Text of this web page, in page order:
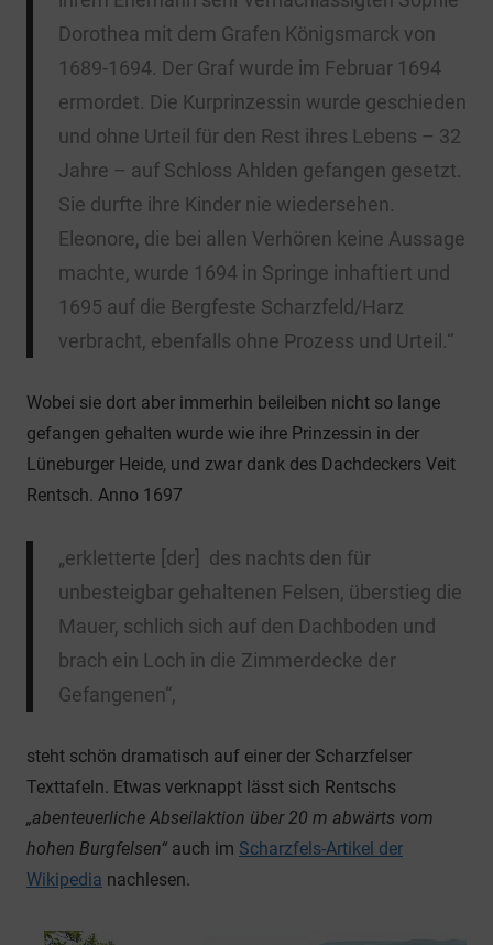
Dorothea mit dem Grafen Königsmarck von
1689-1694. Der Graf wurde im Februar 1694
ermordet. Die Kurprinzessin wurde geschieden
und ohne Urteil für den Rest ihres Lebens – 32
Jahre – auf Schloss Ahlden gefangen gesetzt.
Sie durfte ihre Kinder nie wiedersehen.
Eleonore, die bei allen Verhören keine Aussage
machte, wurde 1694 in Springe inhaftiert und
1695 auf die Bergfeste Scharzfeld/Harz
verbracht, ebenfalls ohne Prozess und Urteil.“
Wobei sie dort aber immerhin beileiben nicht so lange
gefangen gehalten wurde wie ihre Prinzessin in der
Lüneburger Heide, und zwar dank des Dachdeckers Veit
Rentsch. Anno 1697
„erkletterte [der] des nachts den für
unbesteigbar gehaltenen Felsen, überstieg die
Mauer, schlich sich auf den Dachboden und
brach ein Loch in die Zimmerdecke der
Gefangenen“,
steht schön dramatisch auf einer der Scharzfelser
Texttafeln. Etwas verknappt lässt sich Rentschs
„abenteuerliche Abseilaktion über 20 m abwärts vom
hohen Burgfelsen“ auch im Scharzfels-Artikel der
Wikipedia nachlesen.